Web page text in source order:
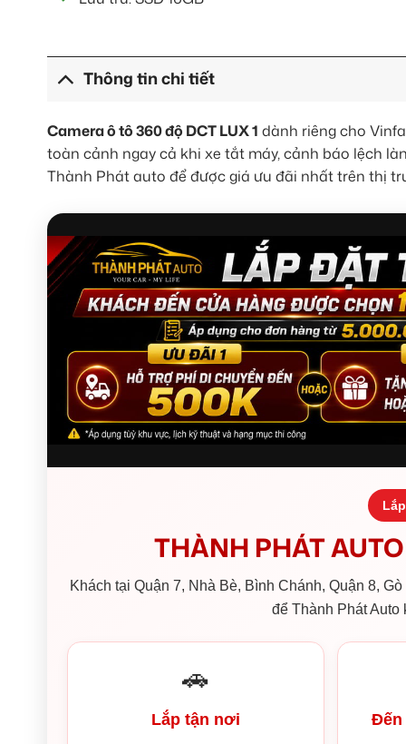
Thông tin chi tiết
Camera ô tô 360 độ DCT LUX 1 dành riêng cho
toàn cảnh ngay cả khi xe tắt máy, cảnh báo lệch
Thành Phát auto để được giá ưu đãi nhất trên thị
THÀNH PHÁT
Khách tại Quận 7, Nhà Bè, Bình Chánh, Quận 8,
để Thành Phát Auto
🚗
Lắp tận nơi Đến